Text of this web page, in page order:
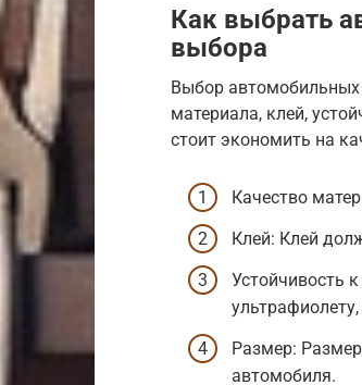
Как выбрать
выбора
Выбор автомобильных
материала, клей,
стоит экономить на
Качество
Клей: Клей
Устойчивость
Размер:
автомобиля.